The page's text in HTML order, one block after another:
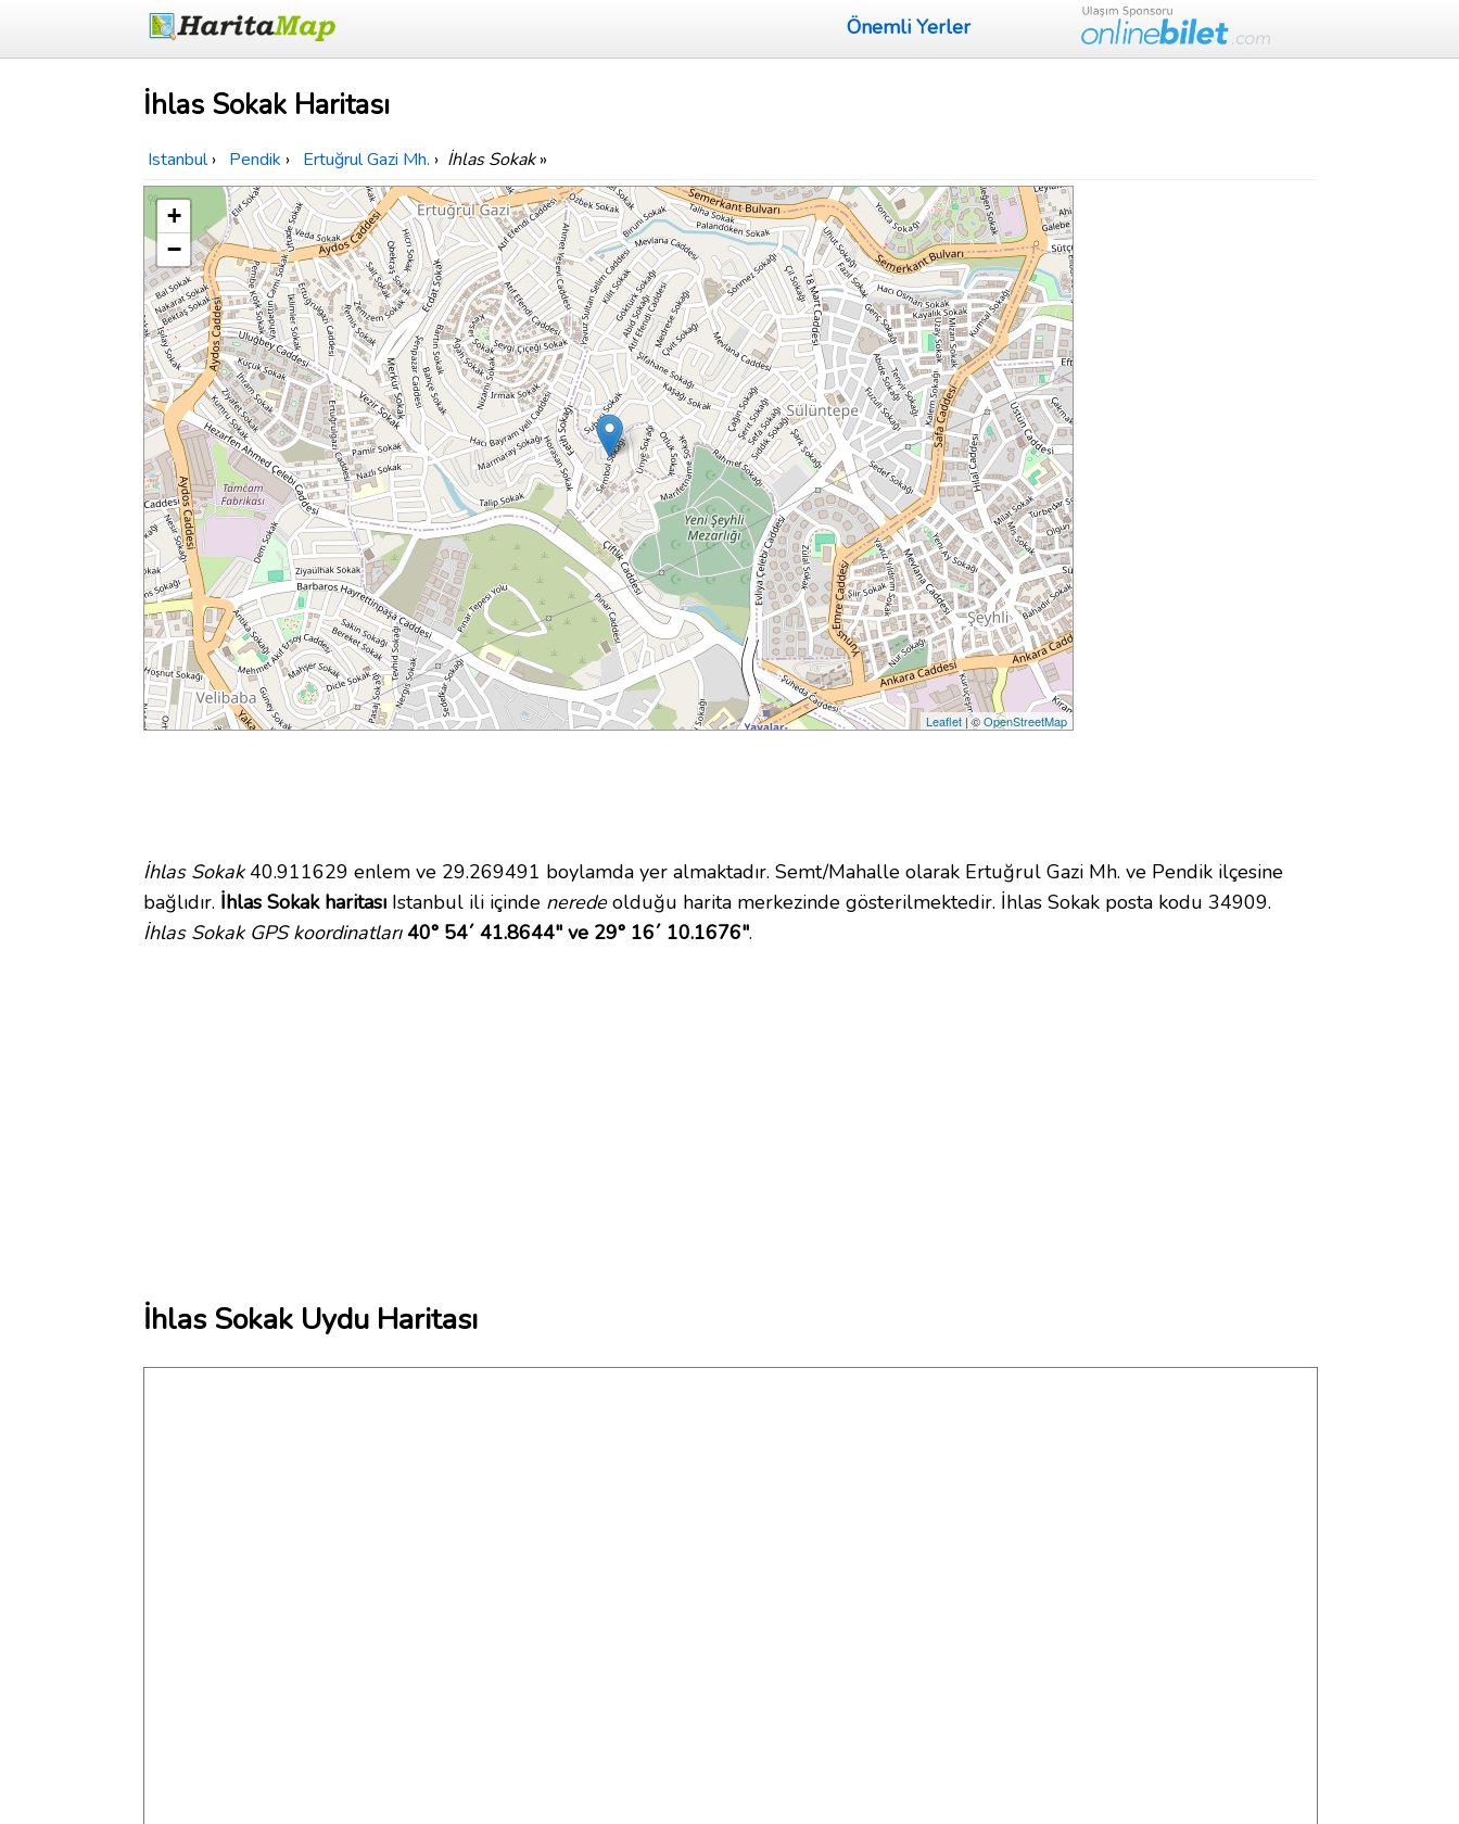
Önemli Yerler
İhlas Sokak Haritası
Istanbul › Pendik › Ertuğrul Gazi Mh. › İhlas Sokak»
+
−
Leaflet | ©OpenStreetMap
İhlas Sokak40.911629 enlem ve 29.269491 boylamda yer almaktadır. Semt/Mahalle olarak Ertuğrul Gazi Mh. ve Pendik ilçesine
bağlıdır. İhlas Sokak haritası Istanbul ili içinde neredeolduğu harita merkezinde gösterilmektedir. İhlas Sokak posta kodu 34909.
İhlas Sokak GPS koordinatları 40° 54´ 41.8644" ve 29° 16´ 10.1676".
İhlas Sokak Uydu Haritası